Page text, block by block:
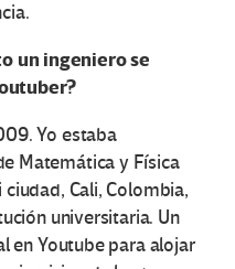
un ingeniero se
Yo estaba
Matemática y Física
Cali, Colombia,
universitaria. Un
en Youtube para alojar